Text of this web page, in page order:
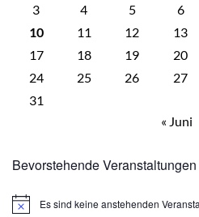
3
4 5 6
10
11 12 13
17
18 19 20
24
25 26 27
31
« Juni
Bevorstehende Veranstaltungen
HinweisEs sind keine anstehenden